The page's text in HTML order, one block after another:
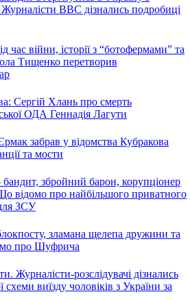
ВВС дізнались подробиці
час війни, історії з “ботофермами” та
Тищенко перетворив
Сергій Хлань про смерть
ОДА Геннадія Лагути
забрав у відомства Кубракова
та мости
збройний барон, корупціонер
відомо про найбільшого приватного
ЗСУ
зламана щелепа дружини та
про Шуфрича
Журналісти-розслідувачі дізнались
виїзду чоловіків з України за